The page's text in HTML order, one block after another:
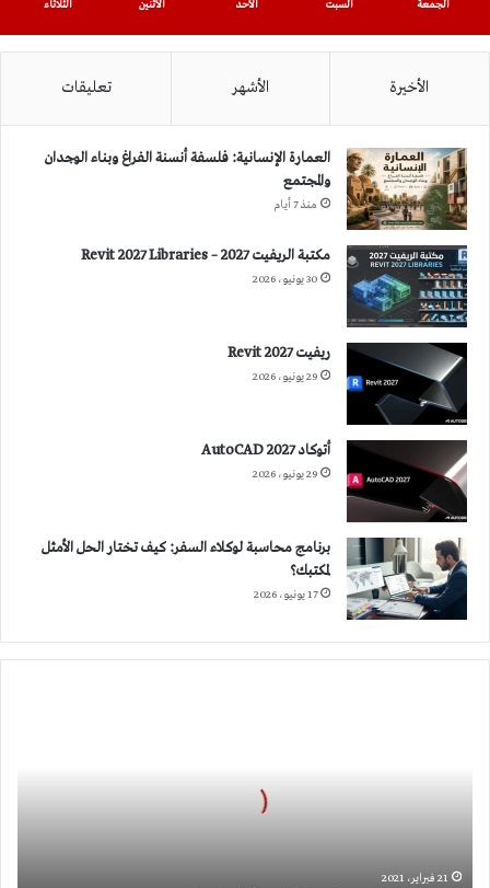
الجمعة السبت الأحد الأثنين الثلاثاء
الأخيرة الأشهر تعليقات
العمارة الإنسانية: فلسفة أنسنة الفراغ وبناء الوجدان
والمجتمع
منذ 7 أيام
مكتبة الريفيت 2027 – Revit 2027 Libraries
30 يونيو، 2026
ريفيت 2027 Revit
29 يونيو، 2026
أتوكاد 2027 AutoCAD
29 يونيو، 2026
برنامج محاسبة لوكلاء السفر: كيف تختار الحل الأمثل
لمكتبك؟
17 يونيو، 2026
21 فبراير، 2021